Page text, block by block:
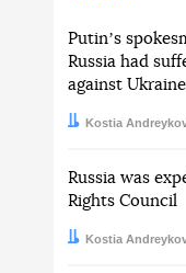
Putinʼs
Russia had
against Ukraine
Автор:
Kostia
Дата:
Russia was
Rights Council
Автор:
Kostia
Дата: